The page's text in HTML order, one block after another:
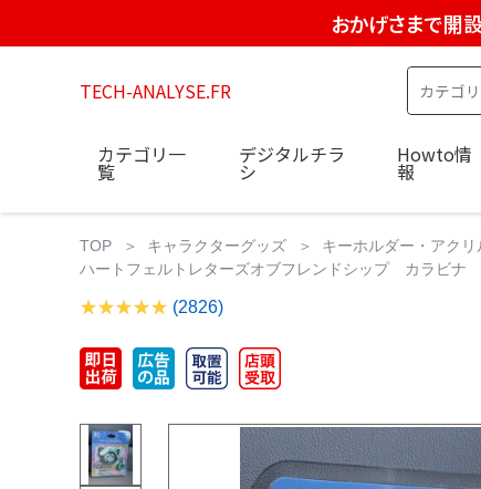
おかげさまで開
TECH-ANALYSE.FR
カテゴリ一
覧
デジタルチラ
シ
Howto情
報
TOP キャラクターグッズ
キーホルダー・アク
ハートフェルトレターズオブフレンドシップ カラビ
(2826)